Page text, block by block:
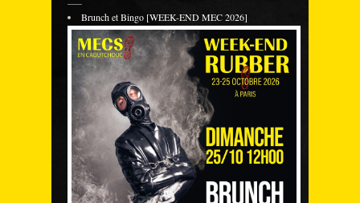
Brunch et Bingo [WEEK-END MEC 2026]